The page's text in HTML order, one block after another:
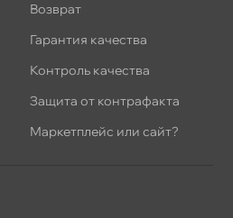
озврат
Гарантия качества
Контроль качества
Защита от контрафакта
Маркетплейс или сайт?